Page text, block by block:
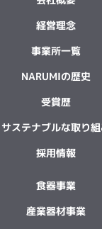
経営理念
事業所一覧
NARUMIの歴史
受賞歴
サステナブルな取り
採用情報
食器事業
産業器材事業